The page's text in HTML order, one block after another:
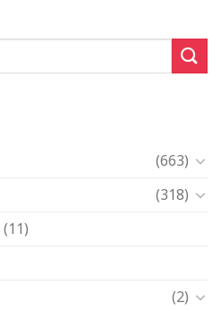
(663)
(318)
(11)
(2)